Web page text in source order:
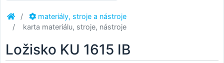
materiály, stroje a nástroje
karta materiálu, stroje, nástroje
Ložisko KU 1615 IB